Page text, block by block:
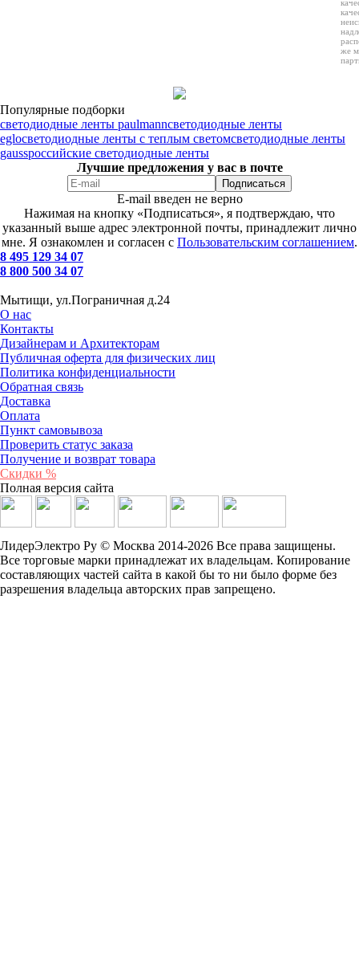
же
Популярные подборки
светодиодные ленты paulmannсветодиодные ленты
egloсветодиодные ленты с теплым светомсветодиодные ленты
gaussроссийские светодиодные ленты
Лучшие предложения у вас в почте
E-mail введен не верно
Нажимая на кнопку «Подписаться», я подтверждаю, что
указанный выше адрес электронной почты, принадлежит лично
мне. Я ознакомлен и согласен с Пользовательским соглашением.
8 495 129 34 07
8 800 500 34 07
Мытищи, ул.Пограничная д.24
О нас
Контакты
Дизайнерам и Архитекторам
Публичная оферта для физических лиц
Политика конфиденциальности
Обратная связь
Доставка
Оплата
Пункт самовывоза
Проверить статус заказа
Получение и возврат товара
Скидки %
Полная версия сайта
ЛидерЭлектро Ру © Москва 2014-2026 Все права защищены.
Все торговые марки принадлежат их владельцам. Копирование
составляющих частей сайта в какой бы то ни было форме без
разрешения владельца авторских прав запрещено.